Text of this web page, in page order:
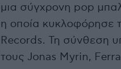
μια σύγχρονη pop
η οποία κυκλοφόρησε
Records. Τη σύνθεση
τους Jonas Myrin,